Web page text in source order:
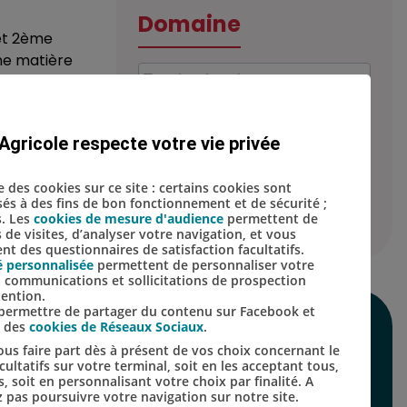
2ème
matière
Domaine
Localisation
SUIVEZ-NOUS SUR
LES RÉSEAUX
SOCIAUX
respecte votre vie privée
des cookies sur ce site : certains cookies sont
à des fins de bon fonctionnement et de sécurité ;
Les cookies de mesure d'audience permettent de
visites, d’analyser votre navigation, et vous
des questionnaires de satisfaction facultatifs.
personnalisée permettent de personnaliser votre
communications et sollicitations de prospection
de partager du contenu sur Facebook et
cookies de Réseaux Sociaux.
faire part dès à présent de vos choix concernant le
sur votre terminal, soit en les acceptant tous,
soit en personnalisant votre choix par finalité. A
pas poursuivre votre navigation sur notre site.